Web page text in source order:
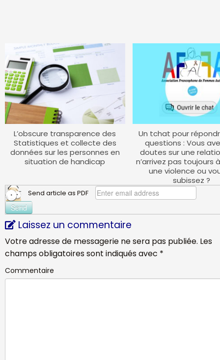
L’obscure transparence des
Statistiques et collecte des
données sur les personnes en
situation de handicap
Un tchat pour
questions : Vous
doutes sur une
n’arrivez pas toujours
une violence ou
subissez ?
Send article as PDF
Laissez un commentaire
Votre adresse de messagerie ne sera pas publiée. Les
champs obligatoires sont indiqués avec *
Commentaire